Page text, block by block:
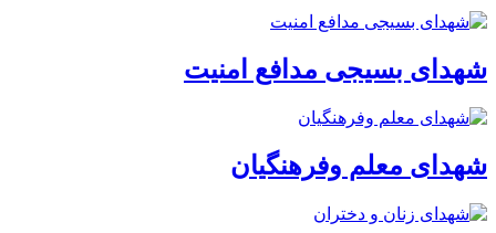
شهدای بسیجی مدافع امنیت
شهدای معلم وفرهنگیان